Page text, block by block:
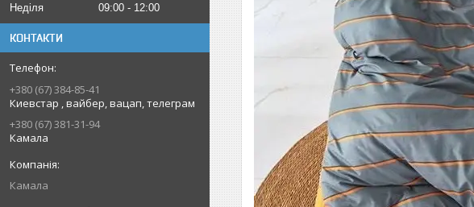
Неділя
09:00 12:00
КОНТАКТИ
+380 (67) 384-85-41
Киевстар , вайбер, вацап, телеграм
+380 (67) 381-31-94
Камала
Камала